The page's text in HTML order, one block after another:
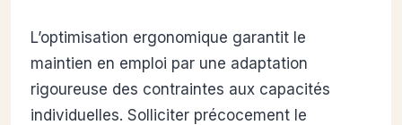
L’optimisation ergonomique garantit le
maintien en emploi par une adaptation
rigoureuse des contraintes aux capacités
individuelles. Solliciter précocement le